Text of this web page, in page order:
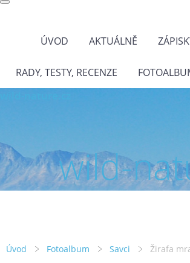
ÚVOD AKTUÁLNĚ
RADY, TESTY, RECENZE
wild-
Úvod Fotoalbum Savci Žirafa